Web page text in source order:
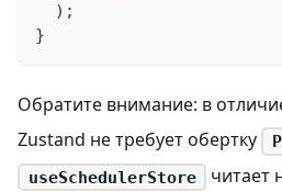
) ;
}
Обратите внимание: в
Zustand не требует обертку
useSchedulerStore
читает